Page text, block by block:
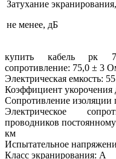
Затухание экранирования,
не менее, дБ
купить кабель рк
сопротивление: 75,0 ± 3
Электрическая емкость:
Коэффициент
Сопротивление
Электрическое
проводников
км
Испытательное
Класс экранирования: А